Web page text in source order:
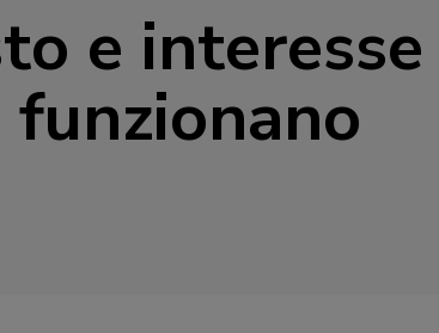
e
funzionano